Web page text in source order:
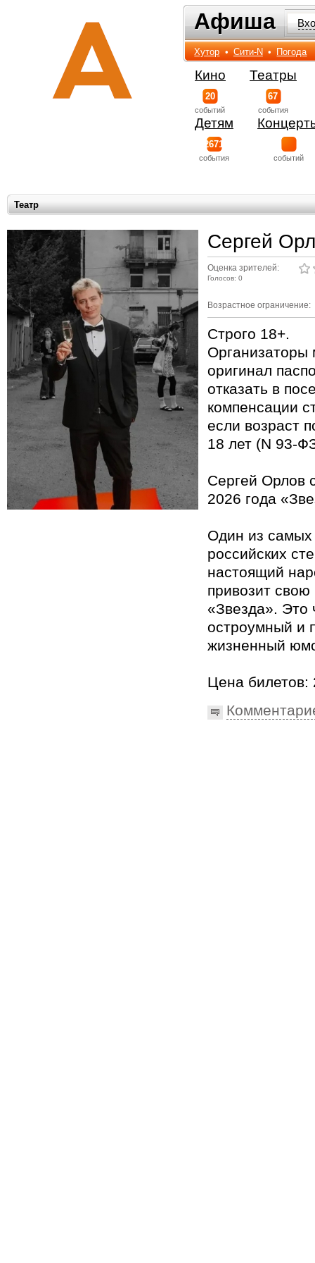
Афиша
Афиша
Хутор • Сити-N • Погода
Кино
20
событий
Театры
67
события
Детям
2671
события событий
Театр
Сергей
Оценка зрителей:
Голосов: 0
Возрастное ограничение:
Строго 18+.
Организаторы
оригинал
отказать в
компенсации
если возраст
18 лет (N 93-
Сергей Орлов
2026 года
Один из
российских
настоящий
привозит
«Звезда». Это
остроумный и
жизненный
Цена билетов: